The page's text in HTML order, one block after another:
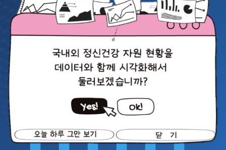
기
오
닫
신
건
강
통
계
홈
으
로
서울시정신건강
그래프
정신건강서비스
사례관리자 1인당 등록 정신질환자
2024년
23.7명
정신건
우
2024
7.5
이
전